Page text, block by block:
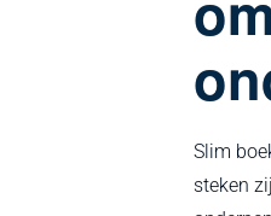
Slim
steken